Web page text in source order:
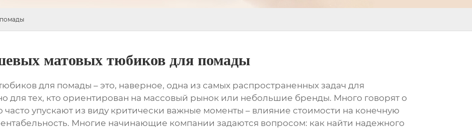
матовых тюбиков для помады
для помады – это, наверное, одна из самых распространенных задач для
для тех, кто ориентирован на массовый рынок или небольшие бренды. Много говорят о
часто упускают из виду критически важные моменты – влияние стоимости на конечную
Многие начинающие компании задаются вопросом: как найти надежного